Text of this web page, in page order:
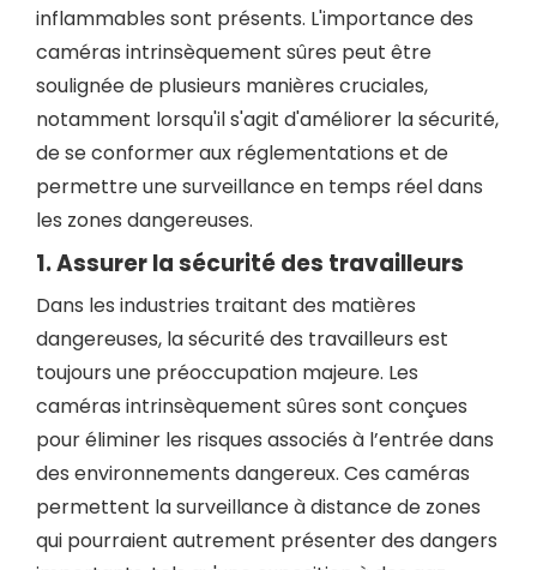
inflammables sont présents. L'importance des
caméras intrinsèquement sûres peut être
soulignée de plusieurs manières cruciales,
notamment lorsqu'il s'agit d'améliorer la sécurité,
de se conformer aux réglementations et de
permettre une surveillance en temps réel dans
les zones dangereuses.
1. Assurer la sécurité des travailleurs
Dans les industries traitant des matières
dangereuses, la sécurité des travailleurs est
toujours une préoccupation majeure. Les
caméras intrinsèquement sûres sont conçues
pour éliminer les risques associés à l’entrée dans
des environnements dangereux. Ces caméras
permettent la surveillance à distance de zones
qui pourraient autrement présenter des dangers